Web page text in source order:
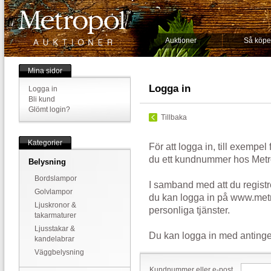
Auktioner Så
Mina sidor
Logga in
Bli kund
Glömt login?
Kategorier
Belysning
Bordslampor
Golvlampor
Ljuskronor &
takarmaturer
Ljusstakar &
kandelabrar
Väggbelysning
Logga in
Tillbaka
För att logga in, till exempel
du ett kundnummer hos
I samband med att du
du kan logga in på
personliga tjänster.
Du kan logga in med